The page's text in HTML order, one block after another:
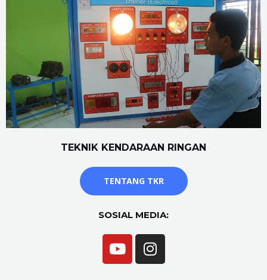
TEKNIK KENDARAAN RINGAN
TENTANG TKR
SOSIAL MEDIA: